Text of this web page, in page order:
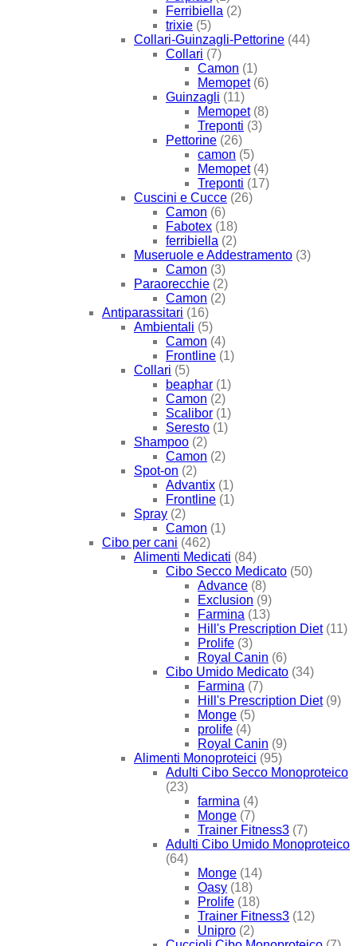
Ferribiella (2)
trixie (5)
Collari-Guinzagli-Pettorine (44)
Collari (7)
Camon (1)
Memopet (6)
Guinzagli (11)
Memopet (8)
Treponti (3)
Pettorine (26)
camon (5)
Memopet (4)
Treponti (17)
Cuscini e Cucce (26)
Camon (6)
Fabotex (18)
ferribiella (2)
Museruole e Addestramento (3)
Camon (3)
Paraorecchie (2)
Camon (2)
Antiparassitari (16)
Ambientali (5)
Camon (4)
Frontline (1)
Collari (5)
beaphar (1)
Camon (2)
Scalibor (1)
Seresto (1)
Shampoo (2)
Camon (2)
Spot-on (2)
Advantix (1)
Frontline (1)
Spray (2)
Camon (1)
Cibo per cani (462)
Alimenti Medicati (84)
Cibo Secco Medicato (50)
Advance (8)
Exclusion (9)
Farmina (13)
Hill's Prescription Diet (11)
Prolife (3)
Royal Canin (6)
Cibo Umido Medicato (34)
Farmina (7)
Hill's Prescription Diet (9)
Monge (5)
prolife (4)
Royal Canin (9)
Alimenti Monoproteici (95)
Adulti Cibo Secco Monoproteico
(23)
farmina (4)
Monge (7)
Trainer Fitness3 (7)
Adulti Cibo Umido Monoproteico
(64)
Monge (14)
Oasy (18)
Prolife (18)
Trainer Fitness3 (12)
Unipro (2)